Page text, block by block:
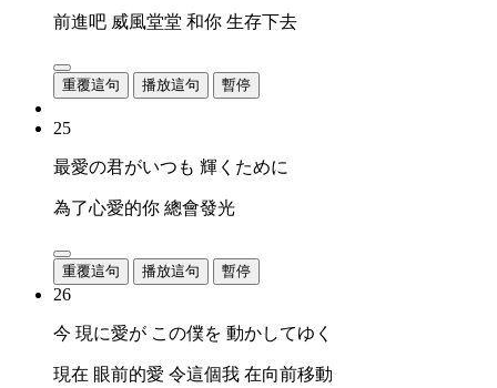
前進吧 威風堂堂 和你 生存下去
重覆這句 播放這句 暫停
25
最愛の君がいつも 輝くために
為了心愛的你 總會發光
重覆這句 播放這句 暫停
26
今 現に愛が この僕を 動かしてゆく
現在 眼前的愛 令這個我 在向前移動